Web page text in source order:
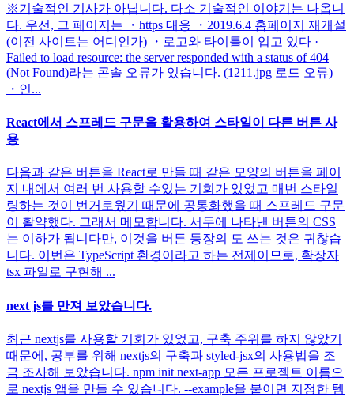
※기술적인 기사가 아닙니다. 다소 기술적인 이야기는 나옵니
다. 우선, 그 페이지는 ・https 대응 ・2019.6.4 홈페이지 재개설
(이전 사이트는 어디인가) ・로고와 타이틀이 입고 있다 ·
Failed to load resource: the server responded with a status of 404
(Not Found)라는 콘솔 오류가 있습니다. (1211.jpg 로드 오류)
・인...
React에서 스프레드 구문을 활용하여 스타일이 다른 버튼 사
용
다음과 같은 버튼을 React로 만들 때 같은 모양의 버튼을 페이
지 내에서 여러 번 사용할 수있는 기회가 있었고 매번 스타일
링하는 것이 번거로웠기 때문에 공통화했을 때 스프레드 구문
이 활약했다. 그래서 메모합니다. 서두에 나타낸 버튼의 CSS
는 이하가 됩니다만, 이것을 버튼 등장의 도 쓰는 것은 귀찮습
니다. 이번은 TypeScript 환경이라고 하는 전제이므로, 확장자
tsx 파일로 구현해 ...
next js를 만져 보았습니다.
최근 nextjs를 사용할 기회가 있었고, 구축 주위를 하지 않았기
때문에, 공부를 위해 nextjs의 구축과 styled-jsx의 사용법을 조
금 조사해 보았습니다. npm init next-app 모든 프로젝트 이름으
로 nextjs 앱을 만들 수 있습니다. --example을 붙이면 지정한 템